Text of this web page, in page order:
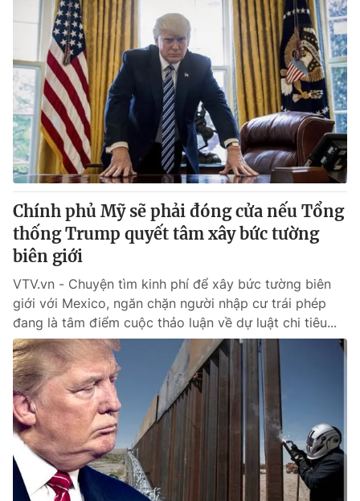
THỜI BÁO VTV
Theo dõi báo trên
Cơ quan chủ quản:
Đài Truyền hình Việt Nam
Cơ quan báo chí: Thời báo VTV
Giấy phép hoạt động báo in và báo điện tử số 483/GP-BTTTT
Tổng Biên tập:Vũ Thanh Thủy
Phó Tổng Biên tập: Nguyễn Thị Mỹ Hạnh, Phạm Quốc Thắng,
Nguyễn Trọng Ninh
Tổng đài VTV:024.38 355 931 - 024.38 355 932
Ðiện thoại Thời báo VTV: 024.66 897 897
Email: toasoan@vtv.vn
Liên hệ quảng cáo:024-7300.7108
Chính phủ Mỹ sẽ phải đóng cửa nếu Tổng
thống Trump quyết tâm xây bức tường
biên giới
VTV.vn - Chuyện tìm kinh phí để xây bức tường biên
giới với Mexico, ngăn chặn người nhập cư trái phép
đang là tâm điểm cuộc thảo luận về dự luật chi tiêu...